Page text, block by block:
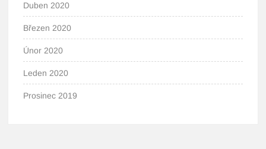
Duben 2020
Březen 2020
Únor 2020
Leden 2020
Prosinec 2019